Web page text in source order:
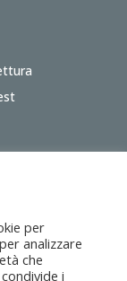
per
analizzare
che
i